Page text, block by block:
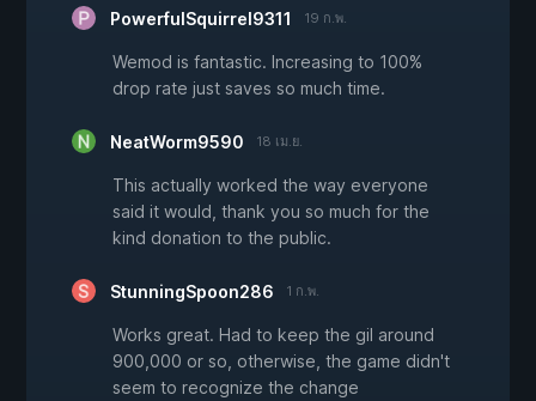
PowerfulSquirrel9311 19 ก.พ.
Wemod is fantastic. Increasing to 100%
drop rate just saves so much time.
NeatWorm9590 18 เม.ย.
This actually worked the way everyone
said it would, thank you so much for the
kind donation to the public.
StunningSpoon286 1 ก.พ.
Works great. Had to keep the gil around
900,000 or so, otherwise, the game didn't
seem to recognize the change